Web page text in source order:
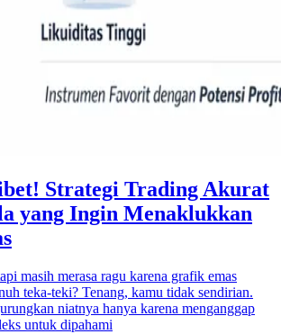
Strategi Trading Akurat
yang Ingin Menaklukkan
masih merasa ragu karena grafik emas
teka-teki? Tenang, kamu tidak sendirian.
niatnya hanya karena menganggap
untuk dipahami